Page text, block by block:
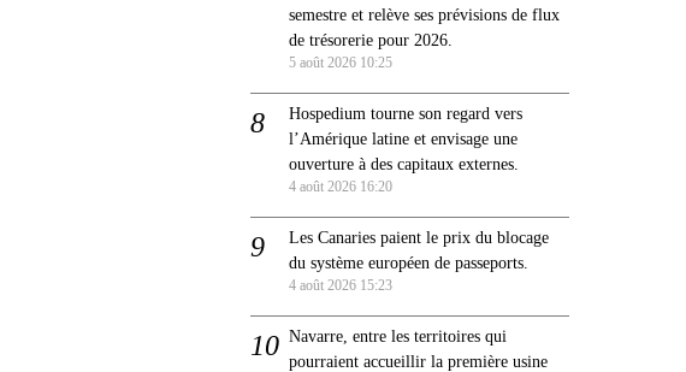
semestre et relève ses prévisions de flux
de trésorerie pour 2026.
5 août 2026 10:25
Hospedium tourne son regard vers
l’Amérique latine et envisage une
ouverture à des capitaux externes.
4 août 2026 16:20
Les Canaries paient le prix du blocage
du système européen de passeports.
4 août 2026 15:23
Navarre, entre les territoires qui
pourraient accueillir la première usine